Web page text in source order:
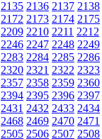
2135 2136 2137 2138
2172 2173 2174 2175
2209 2210 2211 2212
2246 2247 2248 2249
2283 2284 2285 2286
2320 2321 2322 2323
2357 2358 2359 2360
2394 2395 2396 2397
2431 2432 2433 2434
2468 2469 2470 2471
2505 2506 2507 2508